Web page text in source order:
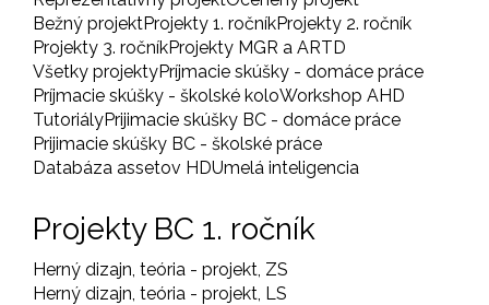
Bežný projektProjekty 1. ročníkProjekty 2. ročník
Projekty 3. ročníkProjekty MGR a ARTD
Všetky projektyPríjmacie skúšky - domáce práce
Príjmacie skúšky - školské koloWorkshop AHD
TutoriályPrijimacie skúšky BC - domáce práce
Prijimacie skúšky BC - školské práce
Databáza assetov HDUmelá inteligencia
Projekty BC 1. ročník
Herný dizajn, teória - projekt, ZS
Herný dizajn, teória - projekt, LS